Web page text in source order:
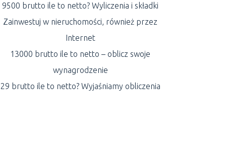
9500 brutto ile to netto? Wyliczenia i składki
Zainwestuj w nieruchomości, również przez
Internet
13000 brutto ile to netto – oblicz swoje
wynagrodzenie
29 brutto ile to netto? Wyjaśniamy obliczenia